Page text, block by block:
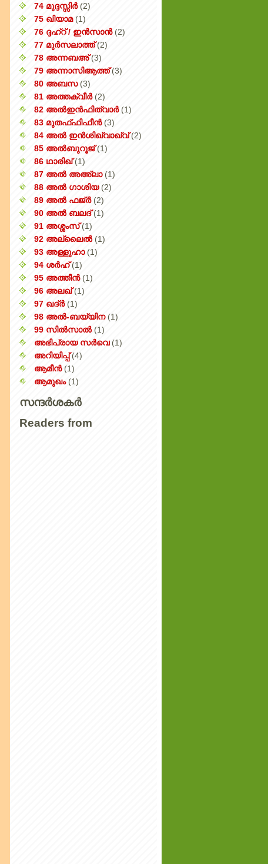
74 മുദ്ദസ്സിർ (2)
75 ഖിയാമ (1)
76 ദ്ദഹ്റ് / ഇൻസാൻ (2)
77 മുർസലാത്ത് (2)
78 അന്നബഅ് (3)
79 അന്നാസിആത്ത്‌ (3)
80 അബസ (3)
81 അത്തക്‌വീർ (2)
82 അൽഇൻഫിത്വാർ (1)
83 മുതഫ്ഫിഫീൻ (3)
84 അൽ ഇൻശിഖ്വാഖ്വ് (2)
85 അൽബുറൂജ് (1)
86 ഥാരിഖ് (1)
87 അൽ അഅ്ലാ (1)
88 അൽ ഗാശിയ (2)
89 അൽ ഫജ്‌ർ (2)
90 അൽ ബലദ് (1)
91 അശ്ശംസ് (1)
92 അല്ലൈൽ (1)
93 അള്ളുഹാ (1)
94 ശർഹ് (1)
95 അത്തീൻ (1)
96 അലഖ് (1)
97 ഖദ്‌ർ (1)
98 അൽ-ബയ്യിന (1)
99 സിൽ‌സാൽ (1)
അഭിപ്രായ സര്‍‌വെ (1)
അറിയിപ്പ്‌ (4)
ആമീൻ (1)
ആമുഖം (1)
സന്ദർശകർ
Readers from